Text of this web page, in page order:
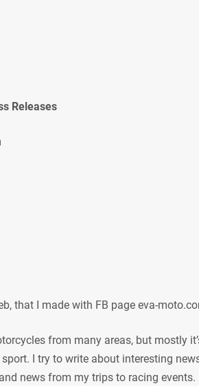
Releases
that I made with FB page eva-
from many areas, but mostly
I try to write about interesting
news from my trips to racing events.